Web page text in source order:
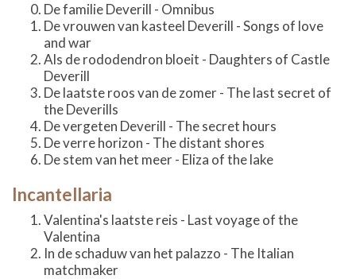
De familie Deverill - Omnibus
De vrouwen van kasteel Deverill - Songs of love
and war
Als de rododendron bloeit - Daughters of Castle
Deverill
De laatste roos van de zomer - The last secret of
the Deverills
De vergeten Deverill - The secret hours
De verre horizon - The distant shores
De stem van het meer - Eliza of the lake
Incantellaria
Valentina's laatste reis - Last voyage of the
Valentina
In de schaduw van het palazzo - The Italian
matchmaker